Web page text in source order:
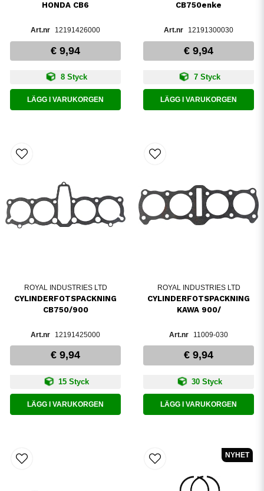
HONDA CB6
12191426000
€ 9,94
8 Styck
LÄGG I VARUKORGEN
CB750enke
12191300030
€ 9,94
7 Styck
LÄGG I VARUKORGEN
ROYAL INDUSTRIES LTD
CYLINDERFOTSPACKNING
CB750/900
12191425000
€ 9,94
15 Styck
LÄGG I VARUKORGEN
ROYAL INDUSTRIES LTD
CYLINDERFOTSPACKNING
KAWA 900/
11009-030
€ 9,94
30 Styck
LÄGG I VARUKORGEN
NYHET